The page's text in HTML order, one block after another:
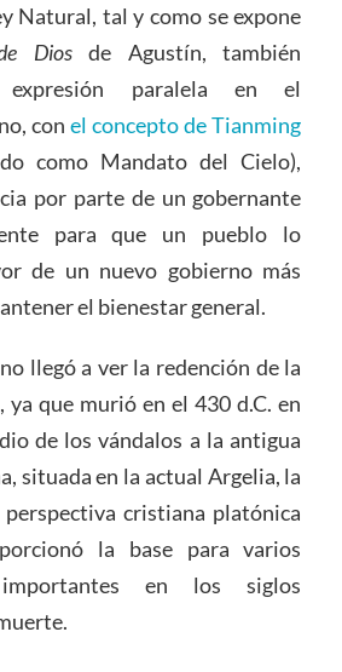
Natural, tal y como se expone
Diosde Agustín, también
paralela en el
con el concepto de Tianming
como Mandato del Cielo),
por parte de un gobernante
para que un pueblo lo
de un nuevo gobierno más
el bienestar general.
llegó a ver la redención de la
ya que murió en el 430 d.C. en
de los vándalos a la antigua
situada en la actual Argelia, la
cristiana platónica
la base para varios
importantes en los siglos